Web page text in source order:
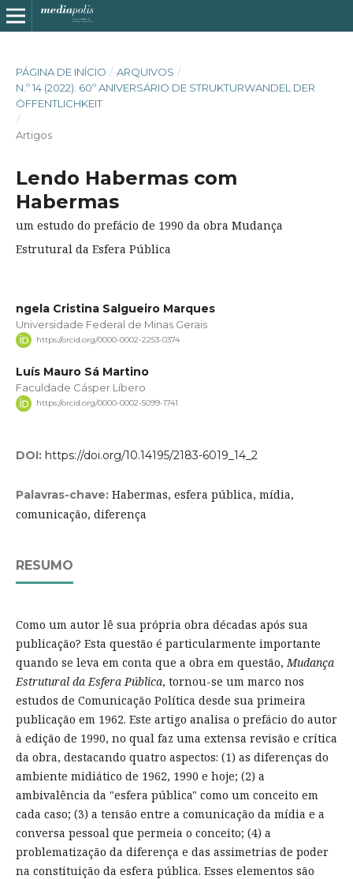
PÁGINA DE INÍCIO / ARQUIVOS /
N.º 14 (2022): 60º ANIVERSÁRIO DE STRUKTURWANDEL DER
ÖFFENTLICHKEIT
/
Artigos
Lendo Habermas com
Habermas
um estudo do prefácio de 1990 da obra Mudança
Estrutural da Esfera Pública
ngela Cristina Salgueiro Marques
Universidade Federal de Minas Gerais
https://orcid.org/0000-0002-2253-0374
Luís Mauro Sá Martino
Faculdade Cásper Líbero
https://orcid.org/0000-0002-5099-1741
DOI: https://doi.org/10.14195/2183-6019_14_2
Palavras-chave: Habermas, esfera pública, mídia,
comunicação, diferença
RESUMO
Como um autor lê sua própria obra décadas após sua
publicação? Esta questão é particularmente importante
quando se leva em conta que a obra em questão, Mudança
Estrutural da Esfera Pública, tornou-se um marco nos
estudos de Comunicação Política desde sua primeira
publicação em 1962. Este artigo analisa o prefácio do autor
à edição de 1990, no qual faz uma extensa revisão e crítica
da obra, destacando quatro aspectos: (1) as diferenças do
ambiente midiático de 1962, 1990 e hoje; (2) a
ambivalência da "esfera pública" como um conceito em
cada caso; (3) a tensão entre a comunicação da mídia e a
conversa pessoal que permeia o conceito; (4) a
problematização da diferença e das assimetrias de poder
na constituição da esfera pública. Esses elementos são